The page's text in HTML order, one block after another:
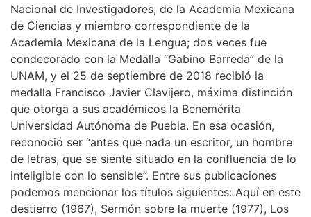
Nacional de Investigadores, de la Academia Mexicana
de Ciencias y miembro correspondiente de la
Academia Mexicana de la Lengua; dos veces fue
condecorado con la Medalla “Gabino Barreda” de la
UNAM, y el 25 de septiembre de 2018 recibió la
medalla Francisco Javier Clavijero, máxima distinción
que otorga a sus académicos la Benemérita
Universidad Autónoma de Puebla. En esa ocasión,
reconoció ser “antes que nada un escritor, un hombre
de letras, que se siente situado en la confluencia de lo
inteligible con lo sensible”. Entre sus publicaciones
podemos mencionar los títulos siguientes: Aquí en este
destierro (1967), Sermón sobre la muerte (1977), Los